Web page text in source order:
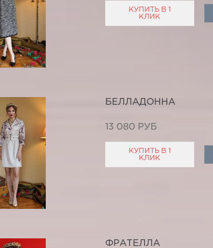
КУПИТЬ В 1
КЛИК
БЕЛЛАДОННА
13 080 РУБ
КУПИТЬ В 1
КЛИК
ФРАТЕЛЛА